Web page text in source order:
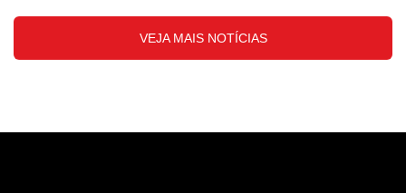
VEJA MAIS NOTÍCIAS